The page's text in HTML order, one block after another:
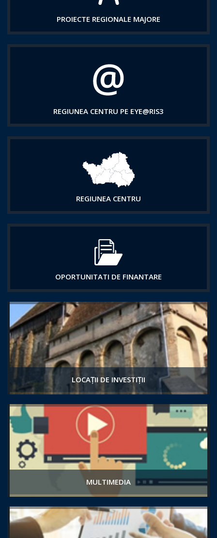
PROIECTE REGIONALE MAJORE
REGIUNEA CENTRU PE EYE@RIS3
REGIUNEA CENTRU
OPORTUNITATI DE FINANTARE
LOCAȚII DE INVESTIȚII
MULTIMEDIA